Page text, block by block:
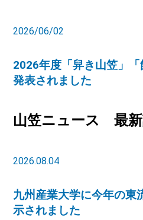
2026/06/02
2026年度「舁き山笠」
発表されました
山笠ニュース 最
2026.08.04
九州産業大学に今年の東
示されました